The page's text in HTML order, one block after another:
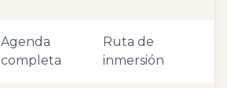
Agenda
completa
Ruta de
inmersión